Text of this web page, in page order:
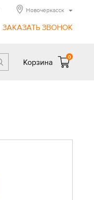
ЗАКАЗАТЬ ЗВОНОК
Новочеркасск
Корзина
0